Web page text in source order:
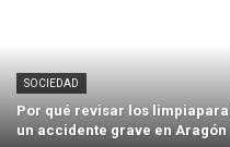
SOCIEDAD
Por qué revisar los
un accidente grave en Aragón